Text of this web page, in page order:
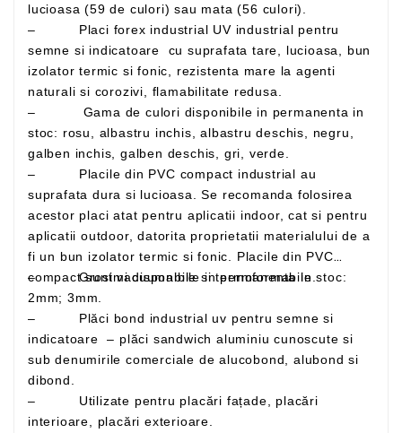
lucioasa (59 de culori) sau mata (56 culori).
– Placi forex industrial UV industrial pentru
semne si indicatoare cu suprafata tare, lucioasa, bun
izolator termic si fonic, rezistenta mare la agenti
naturali si corozivi, flamabilitate redusa.
– Gama de culori disponibile in permanenta in
stoc: rosu, albastru inchis, albastru deschis, negru,
galben inchis, galben deschis, gri, verde.
– Placile din PVC compact industrial au
suprafata dura si lucioasa. Se recomanda folosirea
acestor placi atat pentru aplicatii indoor, cat si pentru
aplicatii outdoor, datorita proprietatii materialului de a
fi un bun izolator termic si fonic. Placile din PVC
compact sunt vacuumabile si termoformabile.
– Grosimi disponibile in permanenta in stoc:
2mm; 3mm.
– Plăci bond industrial uv pentru semne si
indicatoare – plăci sandwich aluminiu cunoscute si
sub denumirile comerciale de alucobond, alubond si
dibond.
– Utilizate pentru placări fațade, placări
interioare, placări exterioare.